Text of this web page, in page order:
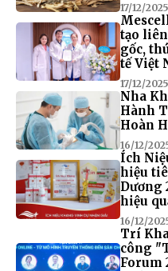
17/12/2025
tạo
gốc,
tế Việt
17/12/2025
Nha
Hành
Hoàn
16/12/
Ích
hiệu
Dương
hiệu
16/12/
Trí
công
Forum